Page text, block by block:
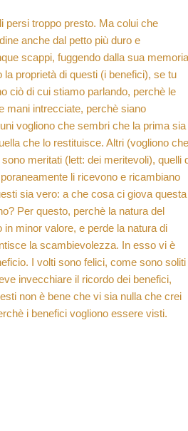
persi troppo presto. Ma colui che
anche dal petto più duro e
scappi, fuggendo dalla sua
proprietà di questi (i benefici), se tu
ciò di cui stiamo parlando, perchè le
mani intrecciate, perchè siano
vogliono che sembri che la prima sia
che lo restituisce. Altri (vogliono che
meritati (lett: dei meritevoli), quelli
li ricevono e ricambiano
sia vero: a che cosa ci giova questa
Per questo, perchè la natura del
in minor valore, e perde la natura di
la scambievolezza. In esso vi è
I volti sono felici, come sono soliti
invecchiare il ricordo dei benefici,
non è bene che vi sia nulla che crei
i benefici vogliono essere visti.